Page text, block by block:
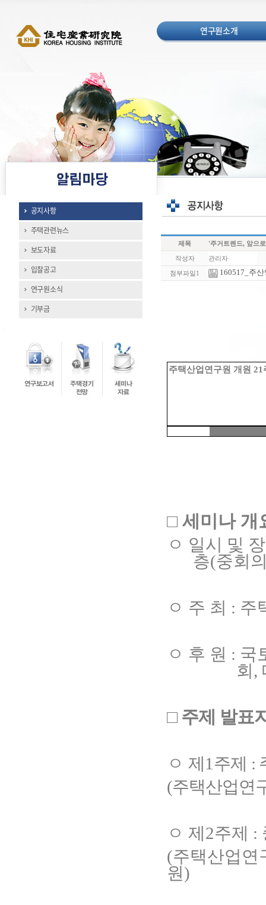
연구원소개
공지사항
주택관련뉴스
보도자료
입찰공고
연구원소식
기부금
제목 '주거트렌드, 앞으
작성자 관리자
첨부파일1 160517_주
주택산업연구원 개원 21
□ 세미나 개
ㅇ 일시 및
층(중회
ㅇ 주 최 : 주
ㅇ 후 원 : 국
회,
□ 주제 발표
ㅇ 제1 주제 :
(주택산업연
ㅇ 제2주제 :
(주택산업
원)